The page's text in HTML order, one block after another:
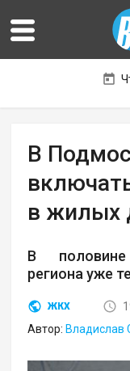
В
в жилых
В
региона уже
ЖКХ
Автор: Владислав